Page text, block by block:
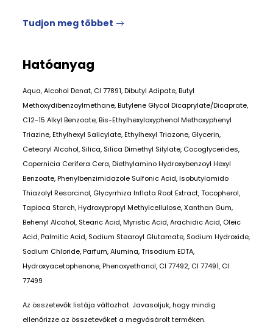
Tudjon meg többet
Hatóanyag
Aqua, Alcohol Denat, CI 77891, Dibutyl Adipate, Butyl
Methoxydibenzoylmethane, Butylene Glycol Dicaprylate/Dicaprate,
C12-15 Alkyl Benzoate, Bis-Ethylhexyloxyphenol Methoxyphenyl
Triazine, Ethylhexyl Salicylate, Ethylhexyl Triazone, Glycerin,
Cetearyl Alcohol, Silica, Silica Dimethyl Silylate, Cocoglycerides,
Copernicia Cerifera Cera, Diethylamino Hydroxybenzoyl Hexyl
Benzoate, Phenylbenzimidazole Sulfonic Acid, Isobutylamido
Thiazolyl Resorcinol, Glycyrrhiza Inflata Root Extract, Tocopherol,
Tapioca Starch, Hydroxypropyl Methylcellulose, Xanthan Gum,
Behenyl Alcohol, Stearic Acid, Myristic Acid, Arachidic Acid, Oleic
Acid, Palmitic Acid, Sodium Stearoyl Glutamate, Sodium Hydroxide,
Sodium Chloride, Parfum, Alumina, Trisodium EDTA,
Hydroxyacetophenone, Phenoxyethanol, CI 77492, CI 77491, CI
77499
Az összetevők listája változhat. Javasoljuk, hogy mindig
ellenőrizze az összetevőket a megvásárolt terméken.